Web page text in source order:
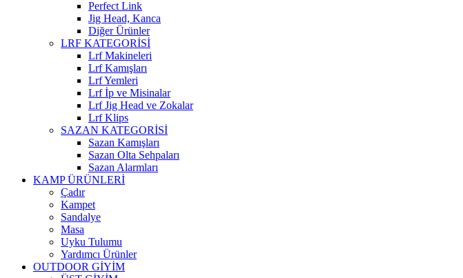
Perfect Link
Jig Head, Kanca
Diğer Ürünler
LRF KATEGORİSİ
Lrf Makineleri
Lrf Kamışları
Lrf Yemleri
Lrf İp ve Misinalar
Lrf Jig Head ve Zokalar
Lrf Klips
SAZAN KATEGORİSİ
Sazan Kamışları
Sazan Olta Sehpaları
Sazan Alarmları
KAMP ÜRÜNLERİ
Çadır
Kampet
Sandalye
Masa
Uyku Tulumu
Yardımcı Ürünler
OUTDOOR GİYİM